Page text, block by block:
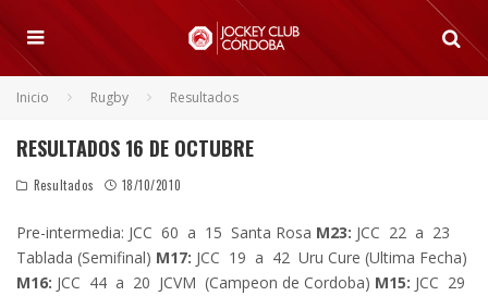
Inicio Rugby Resultados
RESULTADOS 16 DE OCTUBRE
Resultados 18/10/2010
Pre-intermedia: JCC 60 a 15 Santa Rosa M23: JCC 22 a 23
Tablada (Semifinal) M17: JCC 19 a 42 Uru Cure (Ultima Fecha)
M16: JCC 44 a 20 JCVM (Campeon de Cordoba) M15: JCC 29